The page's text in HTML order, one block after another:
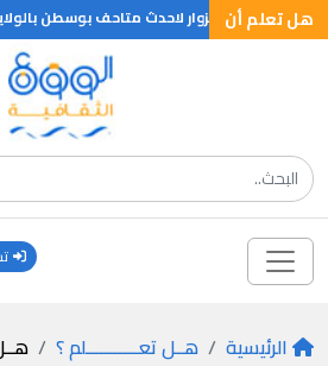
هل تعلم أن
هل تعلم ان الزوار لاحدث متاحف بوسطن
الرئيسية هــل تعـــــــــــلم ؟